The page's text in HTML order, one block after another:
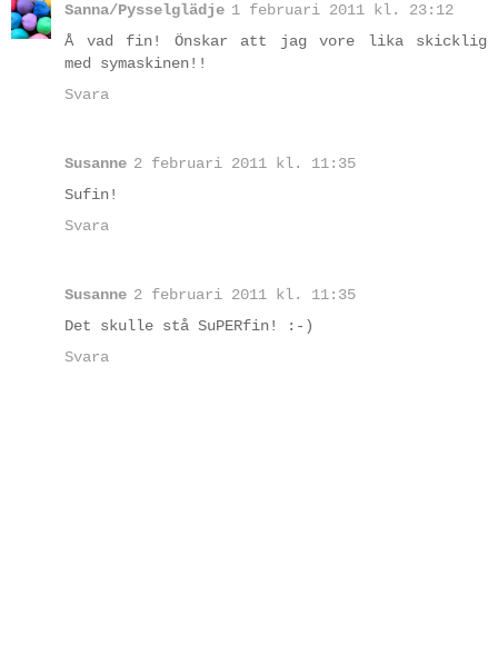
Sanna/Pysselglädje 1 februari 2011 kl. 23:12
Å vad fin! Önskar att jag vore lika skicklig
med symaskinen!!
Svara
Susanne 2 februari 2011 kl. 11:35
Sufin!
Svara
Susanne 2 februari 2011 kl. 11:35
Det skulle stå SuPERfin! :-)
Svara